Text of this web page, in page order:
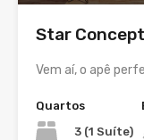
Star Concept
Vem aí, o apê
Quartos
3 (1 Suíte)